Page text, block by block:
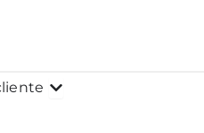
Abrir Atención al